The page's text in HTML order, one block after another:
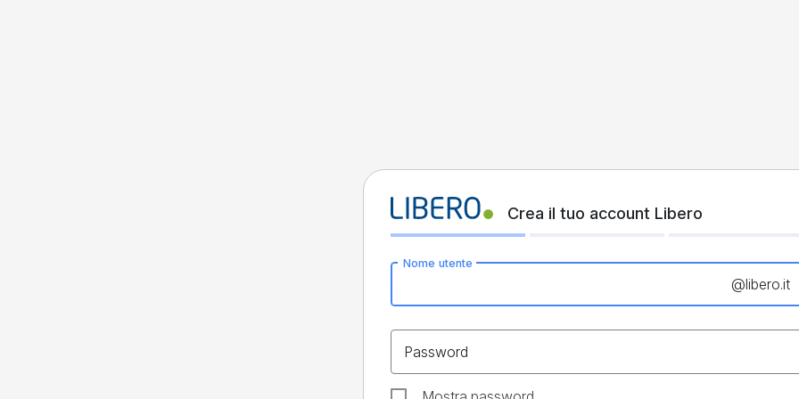
Crea il tuo account Libero
Nome utente
@libero.it
Password